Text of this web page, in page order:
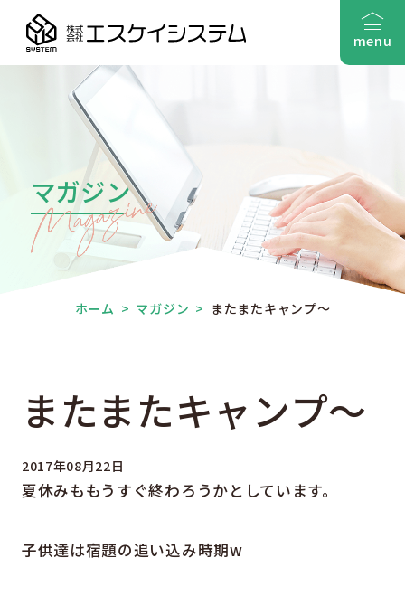
menu
マガジン
ホーム > マガジン > またまたキャンプ～
またまたキャンプ～
2017年08月22日
夏休みももうすぐ終わろうかとしています。
子供達は宿題の追い込み時期w